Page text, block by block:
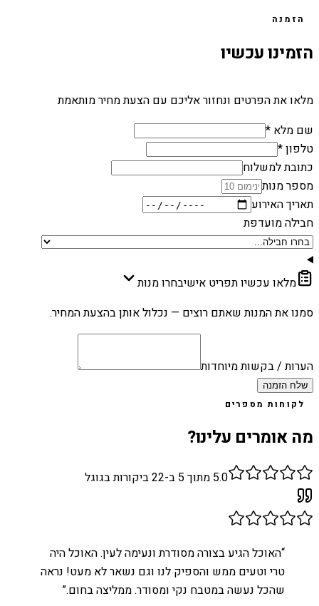
הזמנה
הזמינו עכשיו
מלאו את הפרטים ונחזור אליכם עם הצעת מחיר מותאמת
שם מלא *
טלפון *
כתובת למשלוח
מספר מנות
תאריך האירוע
חבילה מועדפת
מלאו עכשיו תפריט אישיבחרו מנות
סמנו את המנות שאתם רוצים — נכלול אותן בהצעת המחיר.
הערות / בקשות מיוחדות
שלח הזמנה
לקוחות מספרים
מה אומרים עלינו?
5.0 מתוך 5 ב- 22ביקורות בגוגל
“האוכל הגיע בצורה מסודרת ונעימה לעין. האוכל היה
טרי וטעים ממש והספיק לנו וגם נשאר לא מעט! נראה
שהכל נעשה במטבח נקי ומסודר. ממליצה בחום.”